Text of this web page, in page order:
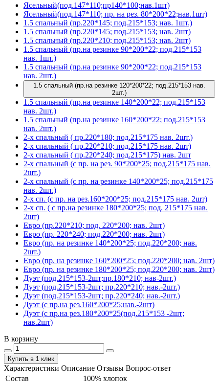
Ясельный(под.147*110;пр140*100;нав.1шт)
Ясельный(под.147*110; пр. на рез. 80*200*22;нав.1шт)
1.5 спальный (пр.220*145; под.215*153; нав. 1шт.)
1.5 спальный (пр.220*145; под.215*153; нав. 2шт)
1.5 спальный (пр.220*210; под.215*153; нав. 2шт)
1.5 спальный (пр.на резинке 90*200*22; под.215*153
нав. 1шт.)
1.5 спальный (пр.на резинке 90*200*22; под.215*153
нав. 2шт.)
1.5 спальный (пр.на резинке 120*200*22; под.215*153 нав.
2шт.)
1.5 спальный (пр.на резинке 140*200*22; под.215*153
нав. 2шт.)
1.5 спальный (пр.на резинке 160*200*22; под.215*153
нав. 2шт.)
2-х спальный ( пр.220*180; под.215*175 нав. 2шт.)
2-х спальный ( пр.220*210; под.215*175 нав. 2шт)
2-х спальный ( пр.220*240; под.215*175) нав. 2шт
2-х спальный (с пр. на рез. 90*200*25; под.215*175 нав.
2шт.)
2-х спальный (с пр. на резинке 140*200*25; под.215*175
нав. 2шт.)
2-х сп. (с пр. на рез.160*200*25; под.215*175 нав. 2шт)
2-х сп. ( с пр.на резинке 180*200*25; под. 215*175 нав.
2шт)
Евро (пр.220*210; под. 220*200; нав. 2шт)
Евро (пр. 220*240; под.220*200; нав. 2шт)
Евро (пр. на резинке 140*200*25; под.220*200; нав.
2шт.)
Евро (пр. на резинке 160*200*25; под.220*200; нав. 2шт)
Евро (пр. на резинке 180*200*25; под.220*200; нав. 2шт)
Дуэт (под.215*153-2шт;пр.180*210; нав-2шт.)
Дуэт (под.215*153-2шт; пр.220*210; нав.-2шт.)
Дуэт (под.215*153-2шт; пр.220*240; нав.-2шт.)
Дуэт (с пр.на рез.160*200*25;нав.-2шт)
Дуэт (с пр.на рез.180*200*25(под.215*153 -2шт;
нав.2шт)
В корзину
Купить в 1 клик
Характеристики Описание Отзывы Вопрос-ответ
Состав
100% хлопок